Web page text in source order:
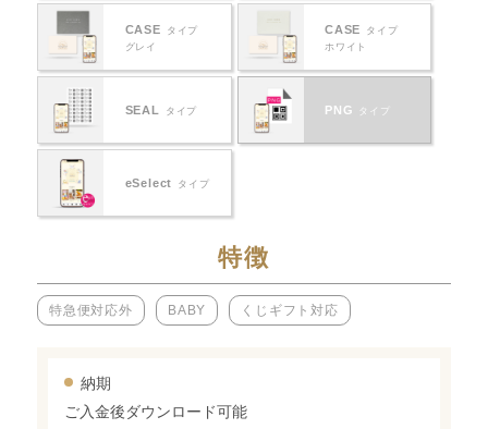
CASE
タイプ
グレイ
CASE
タイプ
ホワイト
SEAL タイプ PNG タイプ
eSelect タイプ
特徴
特急便対応外 BABY くじギフト対応
納期
ご入金後ダウンロード可能